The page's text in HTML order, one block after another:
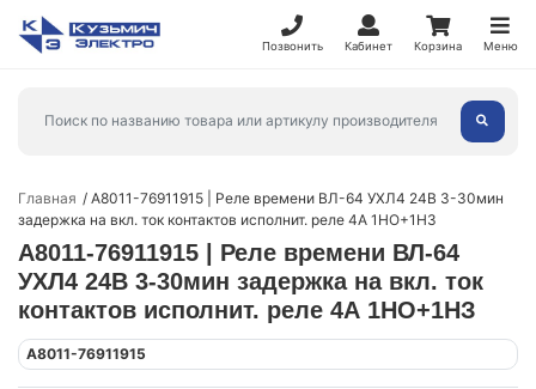
Позвонить Кабинет Корзина Меню
Главная
A8011-76911915 | Реле времени ВЛ-64 УХЛ4 24В 3-30мин
задержка на вкл. ток контактов исполнит. реле 4А 1НО+1НЗ
A8011-76911915 | Реле времени ВЛ-64
УХЛ4 24В 3-30мин задержка на вкл. ток
контактов исполнит. реле 4А 1НО+1НЗ
A8011-76911915